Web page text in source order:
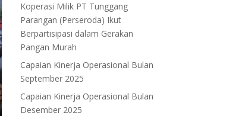
Koperasi Milik PT Tunggang
Parangan (Perseroda) Ikut
Berpartisipasi dalam Gerakan
Pangan Murah
Capaian Kinerja Operasional Bulan
September 2025
Capaian Kinerja Operasional Bulan
Desember 2025